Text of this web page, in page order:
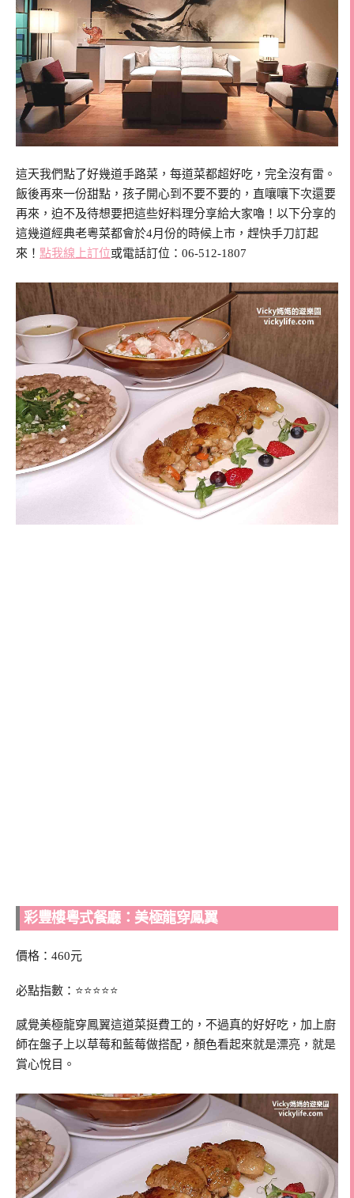
這天我們點了好幾道手路菜，每道菜都超好吃，完全沒有雷。
飯後再來一份甜點，孩子開心到不要不要的，直嚷嚷下次還要
再來，迫不及待想要把這些好料理分享給大家嚕！以下分享的
這幾道經典老粵菜都會於4月份的時候上市，趕快手刀訂起
來！ 點我線上訂位或電話訂位：06-512-1807
彩豐樓粵式餐廳：美極龍穿鳳翼
價格：460元
必點指數：⭐⭐⭐⭐⭐
感覺美極龍穿鳳翼這道菜挺費工的，不過真的好好吃，加上廚
師在盤子上以草莓和藍莓做搭配，顏色看起來就是漂亮，就是
賞心悅目。